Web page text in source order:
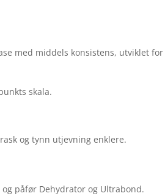
med middels konsistens, utviklet
skala.
og tynn utjevning enklere.
påfør Dehydrator og Ultrabond.